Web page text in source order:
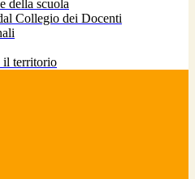
della scuola
Collegio dei Docenti
il territorio